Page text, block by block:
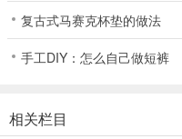
复古式马赛克杯垫的做法
手工DIY：怎么自己做短裤
相关栏目